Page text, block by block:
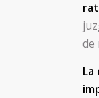
de
La